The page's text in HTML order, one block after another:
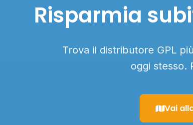
Risparmia
Trova il distributore GPL
oggi stesso.
Vai